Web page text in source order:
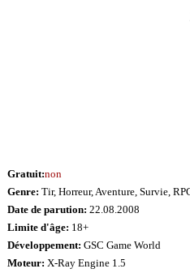
Gratuit:non
Genre: Tir, Horreur, Aventure, Survie,
Date de parution: 22.08.2008
Limite d'âge: 18+
Développement: GSC Game World
Moteur: X-Ray Engine 1.5